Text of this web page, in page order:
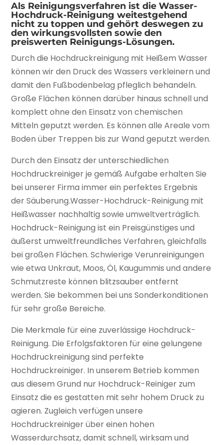
Als Reinigungsverfahren ist die Wasser-
Hochdruck-Reinigung weitestgehend
nicht zu toppen und gehört deswegen zu
den wirkungsvollsten sowie den
preiswerten Reinigungs-Lösungen.
Durch die Hochdruckreinigung mit Heißem Wasser
können wir den Druck des Wassers verkleinern und
damit den Fußbodenbelag pfleglich behandeln.
Große Flächen können darüber hinaus schnell und
komplett ohne den Einsatz von chemischen
Mitteln geputzt werden. Es können alle Areale vom
Boden über Treppen bis zur Wand geputzt werden.
Durch den Einsatz der unterschiedlichen
Hochdruckreiniger je gemäß Aufgabe erhalten Sie
bei unserer Firma immer ein perfektes Ergebnis
der Säuberung.Wasser-Hochdruck-Reinigung mit
Heißwasser nachhaltig sowie umweltverträglich.
Hochdruck-Reinigung ist ein Preisgünstiges und
äußerst umweltfreundliches Verfahren, gleichfalls
bei großen Flächen. Schwierige Verunreinigungen
wie etwa Unkraut, Moos, Öl, Kaugummis und andere
Schmutzreste können blitzsauber entfernt
werden. Sie bekommen bei uns Sonderkonditionen
für sehr große Bereiche.
Die Merkmale für eine zuverlässige Hochdruck-
Reinigung. Die Erfolgsfaktoren für eine gelungene
Hochdruckreinigung sind perfekte
Hochdruckreiniger. In unserem Betrieb kommen
aus diesem Grund nur Hochdruck-Reiniger zum
Einsatz die es gestatten mit sehr hohem Druck zu
agieren. Zugleich verfügen unsere
Hochdruckreiniger über einen hohen
Wasserdurchsatz, damit schnell, wirksam und